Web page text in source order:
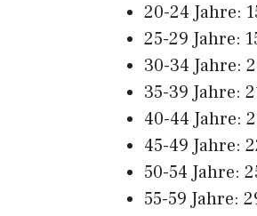
20-24 Jahre:
25-29 Jahre:
30-34 Jahre:
35-39 Jahre:
40-44 Jahre:
45-49 Jahre:
50-54 Jahre:
55-59 Jahre: